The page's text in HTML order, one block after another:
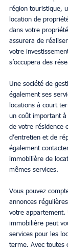
région touristique,
location de
dans votre
assurera de
votre
s’occupera des
Une société de
également ses
locations à court
un coût important
de votre résidence
d’entretien et de
également
immobilière de
mêmes services.
Vous pouvez
annonces
votre appartement.
immobilière peut
services pour les
terme. Avec toutes